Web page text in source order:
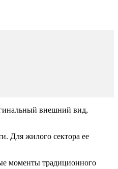
внешний вид,
Для жилого сектора ее
моменты традиционного